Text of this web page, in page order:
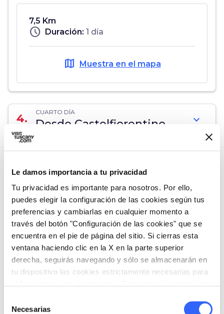
Le damos importancia a tu privacidad
Tu privacidad es importante para nosotros. Por ello,
puedes elegir la configuración de las cookies según tus
preferencias y cambiarlas en cualquier momento a
través del botón "Configuración de las cookies" que se
encuentra en el pie de página del sitio. Si cierras esta
ventana haciendo clic en la X en la parte superior
derecha, seguirás navegando y sólo se almacenarán en
tu dispositivo las cookies estrictamente necesarias para
Necesarias
7,5 Km
schedule Duración: 1 día
map Muestra en el mapa
4. CUARTO DÍA
Desde Castelfiorentino
Certaldo
expand_more
29 Km
schedule Duración:1 día
map Muestra en el mapa
5. Arte y Naturaleza desde
expand_more